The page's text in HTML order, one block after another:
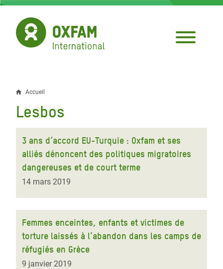
Aller
contenu
principal
Fil
d'Ariane
Accueil
Lesbos
3 ans d’accord EU-Turquie : Oxfam et ses
alliés dénoncent des politiques migratoires
dangereuses et de court terme
14 mars 2019
Femmes enceintes, enfants et victimes de
torture laissés à l’abandon dans les camps de
réfugiés en Grèce
9 janvier 2019